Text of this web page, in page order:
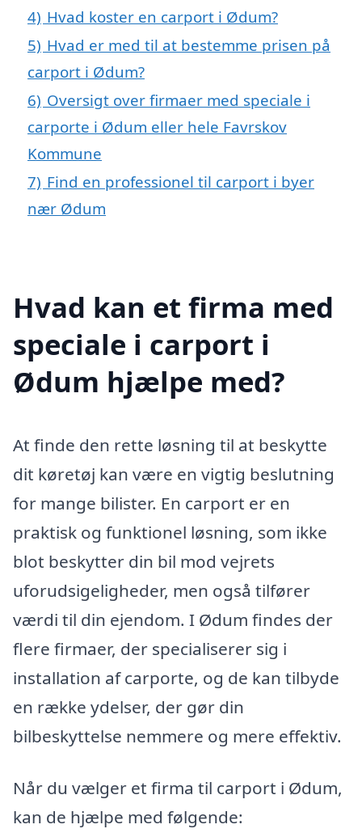
4) Hvad koster en carport i Ødum?
5) Hvad er med til at bestemme prisen på
carport i Ødum?
6) Oversigt over firmaer med speciale i
carporte i Ødum eller hele Favrskov
Kommune
7) Find en professionel til carport i byer
nær Ødum
Hvad kan et firma med
speciale i carport i
Ødum hjælpe med?
At finde den rette løsning til at beskytte
dit køretøj kan være en vigtig beslutning
for mange bilister. En carport er en
praktisk og funktionel løsning, som ikke
blot beskytter din bil mod vejrets
uforudsigeligheder, men også tilfører
værdi til din ejendom. I Ødum findes der
flere firmaer, der specialiserer sig i
installation af carporte, og de kan tilbyde
en række ydelser, der gør din
bilbeskyttelse nemmere og mere effektiv.
Når du vælger et firma til carport i Ødum,
kan de hjælpe med følgende: